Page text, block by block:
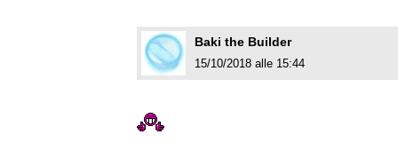
Baki the Builder
15/10/2018 alle 15:44